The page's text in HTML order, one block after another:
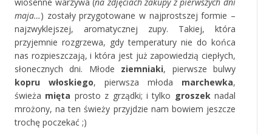
maja…) zostały przygotowane w najprostszej formie –
najzwyklejszej, aromatycznej zupy. Takiej, która
przyjemnie rozgrzewa, gdy temperatury nie do końca
nas rozpieszczają, i która jest już zapowiedzią ciepłych,
słonecznych dni. Młode ziemniaki, pierwsze bulwy
kopru włoskiego, pierwsza młoda marchewka,
świeża mięta prosto z grządki; i tylko groszek nadal
mrożony, na ten świeży przyjdzie nam bowiem jeszcze
trochę poczekać ;)